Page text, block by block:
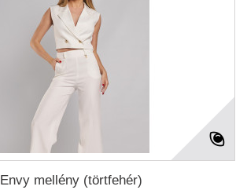
Envy mellény (törtfehér)